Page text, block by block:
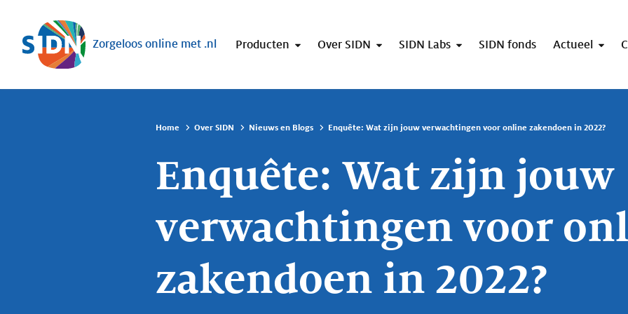
Sla navigatie over
Zorgeloos online met .nl Producten Over SIDN SIDN Labs SIDN fonds Actueel
Home Over SIDN Nieuws en Blogs Enquête: Wat zijn jouw verwachtingen voor online zakendoen in 2022?
Enquête: Wat zijn jouw
verwachtingen voor
zakendoen in 2022?